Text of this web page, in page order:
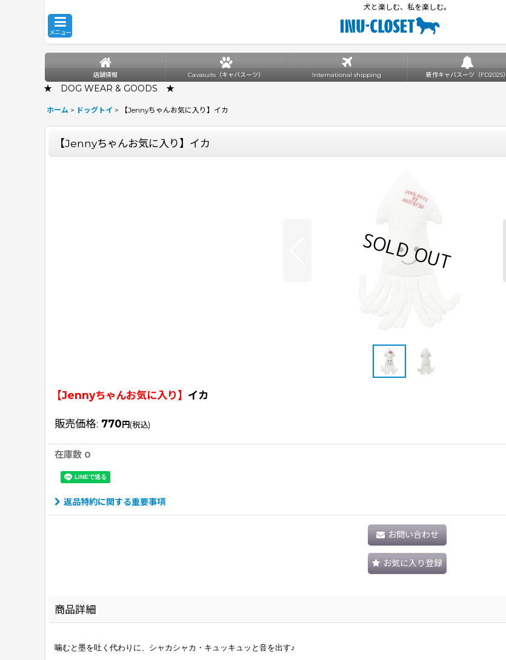
犬と楽しむ、私を楽しむ。
メニュー
店舗情報 Cavasuits（キャバスーツ） International shipping 新作キャバスーツ（FD2025）
★ DOG WEAR & GOODS ★
ホーム > ドッグトイ > 【Jennyちゃんお気に入り】イカ
【Jennyちゃんお気に入り】イカ
【Jennyちゃんお気に入り】 イカ
販売価格: 770円(税込)
在庫数 0
返品特約に関する重要事項
お問い合わせ
お気に入り登録
商品詳細
噛むと墨を吐く代わりに、シャカシャカ・キュッキュッと音を出す♪